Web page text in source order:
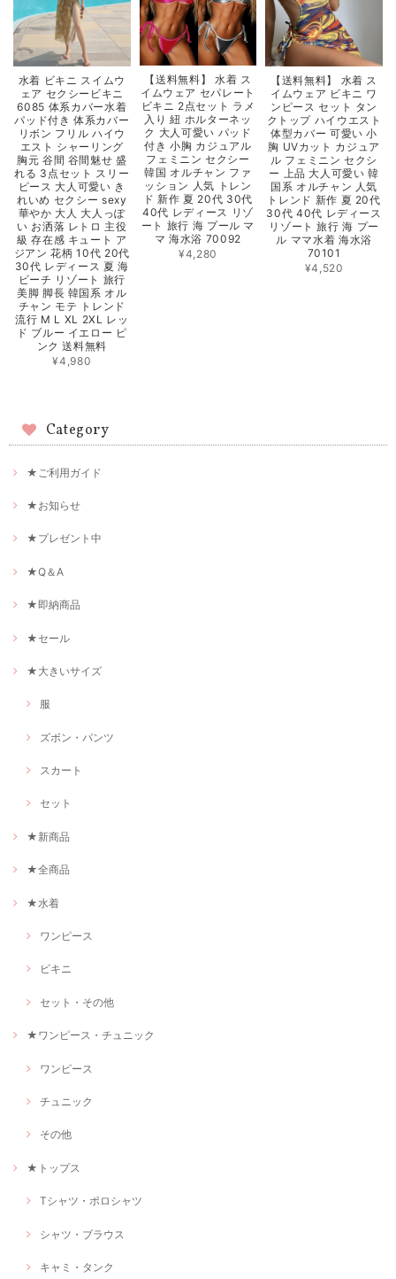
水着 ビキニ スイムウ
ェア セクシービキニ
6085 体系カバー水着
パッド付き 体系カバー
リボン フリル ハイウ
エスト シャーリング
胸元 谷間 谷間魅せ 盛
れる 3点セット スリー
ピース 大人可愛い き
れいめ セクシー sexy
華やか 大人 大人っぽ
い お洒落 レトロ 主役
級 存在感 キュート ア
ジアン 花柄 10代 20代
30代 レディース 夏 海
ビーチ リゾート 旅行
美脚 脚長 韓国系 オル
チャン モテ トレンド
流行 M L XL 2XL レッ
ド ブルー イエロー ピ
ンク 送料無料
¥4,980
【送料無料】 水着 ス
イムウェア セパレート
ビキニ 2点セット ラメ
入り 紐 ホルターネッ
ク 大人可愛い パッド
付き 小胸 カジュアル
フェミニン セクシー
韓国 オルチャン ファ
ッション 人気 トレン
ド 新作 夏 20代 30代
40代 レディース リゾ
ート 旅行 海 プール マ
マ 海水浴 70092
¥4,280
【送料無料】 水着 ス
イムウェア ビキニ ワ
ンピース セット タン
クトップ ハイウエスト
体型カバー 可愛い 小
胸 UVカット カジュア
ル フェミニン セクシ
ー 上品 大人可愛い 韓
国系 オルチャン 人気
トレンド 新作 夏 20代
30代 40代 レディース
リゾート 旅行 海 プー
ル ママ水着 海水浴
70101
¥4,520
Category
★ご利用ガイド
★お知らせ
★プレゼント中
★Q＆A
★即納商品
★セール
★大きいサイズ
服
ズボン・パンツ
スカート
セット
★新商品
★全商品
★水着
ワンピース
ビキニ
セット・その他
★ワンピース・チュニック
ワンピース
チュニック
その他
★トップス
Tシャツ・ポロシャツ
シャツ・ブラウス
キャミ・タンク